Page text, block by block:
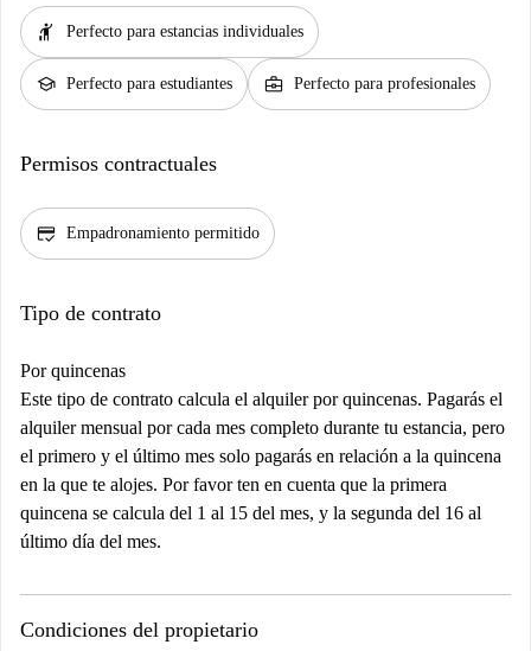
hail Perfecto para estancias individuales
school Perfecto para estudiantes business_center Perfecto para profesionales
Permisos contractuales
credit_score Empadronamiento permitido
Tipo de contrato
Por quincenas
Este tipo de contrato calcula el alquiler por quincenas. Pagarás el
alquiler mensual por cada mes completo durante tu estancia, pero
el primero y el último mes solo pagarás en relación a la quincena
en la que te alojes. Por favor ten en cuenta que la primera
quincena se calcula del 1 al 15 del mes, y la segunda del 16 al
último día del mes.
Condiciones del propietario